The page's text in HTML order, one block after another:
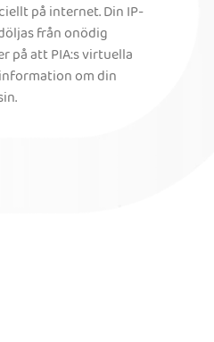
på internet. Din IP-
från onödig
på att PIA:s virtuella
om din